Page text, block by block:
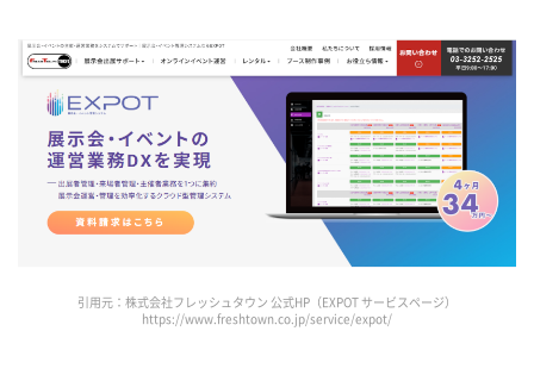
引用元：株式会社フレッシュタウン 公式HP（EXPOT サービスページ）
https://www.freshtown.co.jp/service/expot/